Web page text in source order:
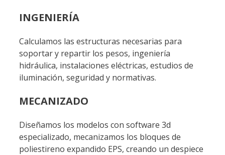
INGENIERÍA
Calculamos las estructuras necesarias para
soportar y repartir los pesos, ingeniería
hidráulica, instalaciones eléctricas, estudios de
iluminación, seguridad y normativas.
MECANIZADO
Diseñamos los modelos con software 3d
especializado, mecanizamos los bloques de
poliestireno expandido EPS, creando un despiece